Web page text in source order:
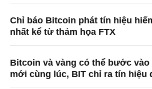
Chỉ báo Bitcoin phát tín hiệu
nhất kể từ thảm họa FTX
Bitcoin và vàng có thể bước vào
mới cùng lúc, BIT chỉ ra tín hiệu